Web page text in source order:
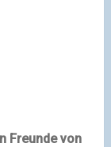
Freunde von